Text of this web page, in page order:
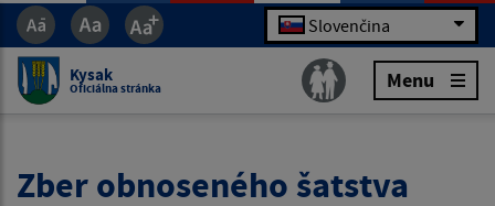
Slovenčina
Kysak
Oficiálna stránka Menu
Zber obnoseného šatstva